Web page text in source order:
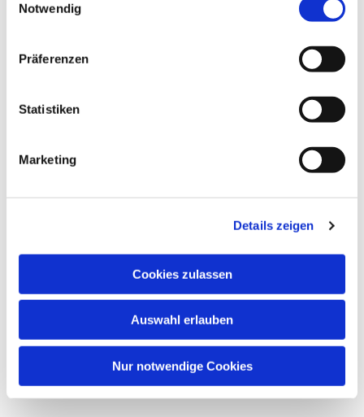
Notwendig
Präferenzen
Statistiken
Marketing
Details zeigen
Cookies zulassen
Auswahl erlauben
Nur notwendige Cookies